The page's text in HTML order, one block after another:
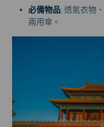
必備物品: 透氣衣物
兩用傘。